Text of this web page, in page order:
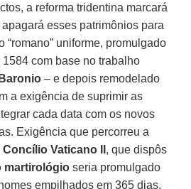
a reforma tridentina marcará
esses patrimônios para
“romano” uniforme, promulgado
1584 com base no trabalho
– e depois remodelado
a exigência de suprimir as
cada data com os novos
Exigência que percorreu a
Concílio Vaticano II , que dispôs
martirológio seria promulgado
empilhados em 365 dias,